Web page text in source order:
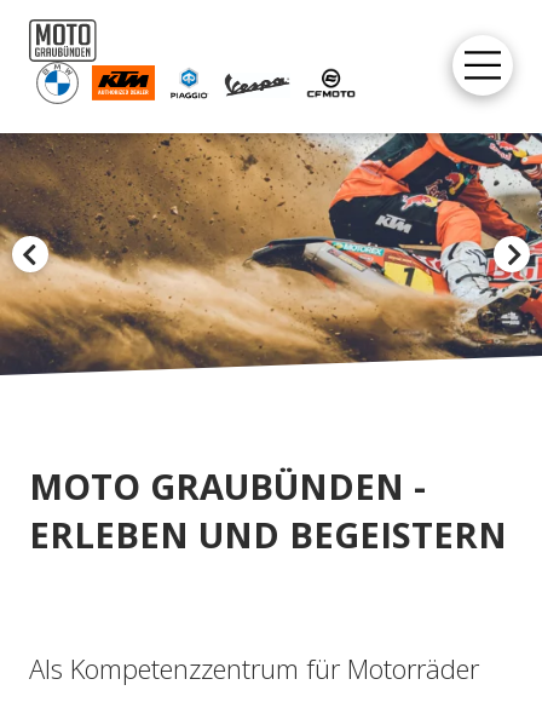
MOTO GRAUBÜNDEN -
ERLEBEN UND BEGEISTERN
Als Kompetenzzentrum für Motorräder